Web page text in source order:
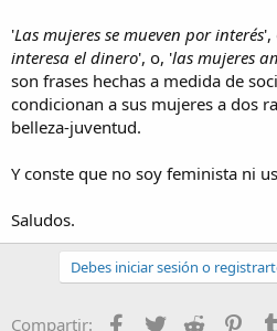
'Las mujeres se mueven por interés',
interesa el dinero', o, 'las mujeres
son frases hechas a medida de
condicionan a sus mujeres a dos
belleza-juventud.
Y conste que no soy feminista ni
Saludos.
Debes iniciar sesión o
Compartir: Facebook
Twitter Reddit